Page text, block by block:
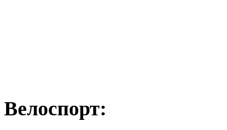
Велоспорт: